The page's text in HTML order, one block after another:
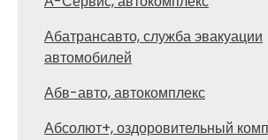
Абатрансавто, служба эвакуации
автомобилей
Абв-авто, автокомплекс
Абсолют+, оздоровительный